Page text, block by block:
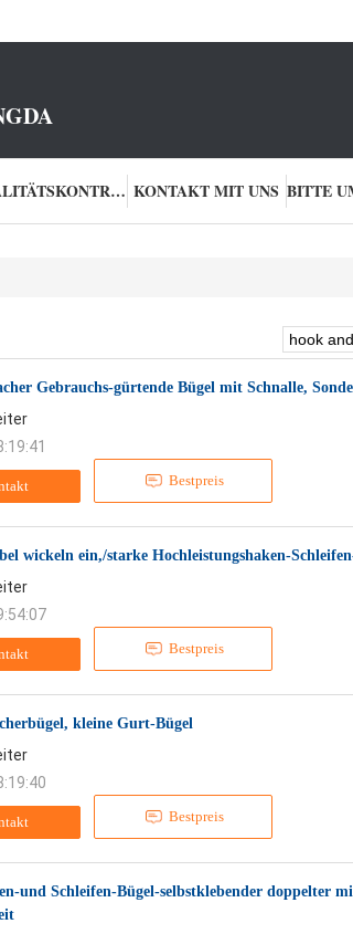
QUALITÄTSKONTROLLE KONTAKT MIT UNS
Gebrauchs-gürtende Bügel mit Schnalle,
Bestpreis
wickeln ein,/starke Hochleistungshaken-
Bestpreis
kleine Gurt-Bügel
Bestpreis
und Schleifen-Bügel-selbstklebender doppelter